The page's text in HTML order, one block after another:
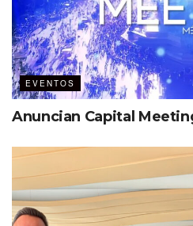
parte de la Asociación
Management Companies
por la Mexico BusinessTravel
tendrá un programa
Este año ibtm recibe como
California, estado que ganó la
2025
Trending Topic
Sustentabilidad e Inteligencia
EVENTOS
Anuncian Capital